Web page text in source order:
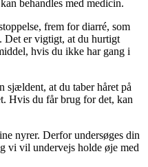
behandles med medicin.
frem for diarré, som
Det er vigtigt, at du hurtigt
hvis du ikke har gang i
sjældent, at du taber håret på
Hvis du får brug for det, kan
nyrer. Derfor undersøges din
vi vil undervejs holde øje med